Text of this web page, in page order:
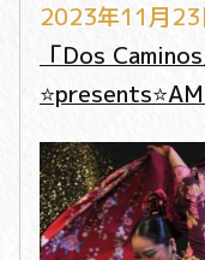
2023年11月23
「Dos